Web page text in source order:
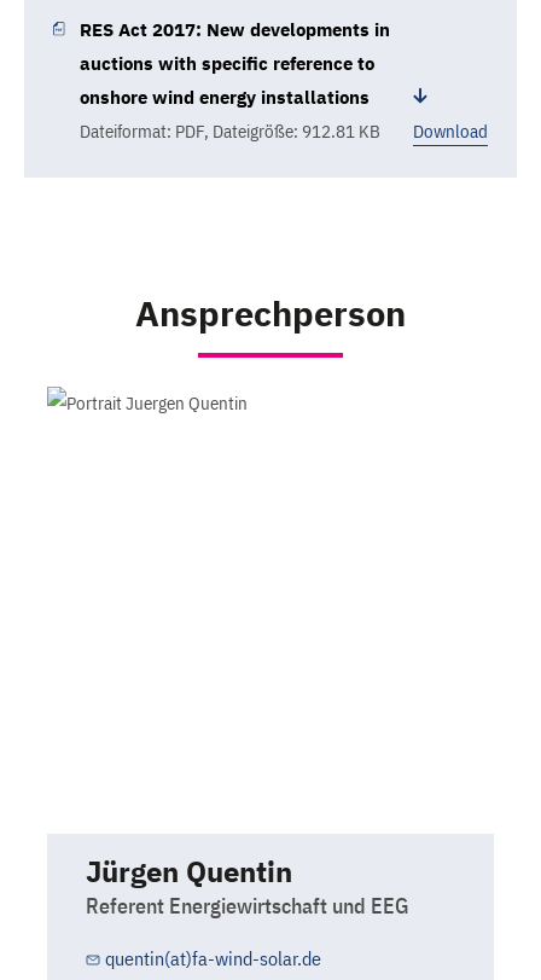
RES Act 2017: New developments in
auctions with specific reference to
onshore wind energy installations
Dateiformat: PDF, Dateigröße: 912.81 KB Download
Ansprechperson
Jürgen Quentin
Referent Energiewirtschaft und EEG
quentin(at)fa-wind-solar.de